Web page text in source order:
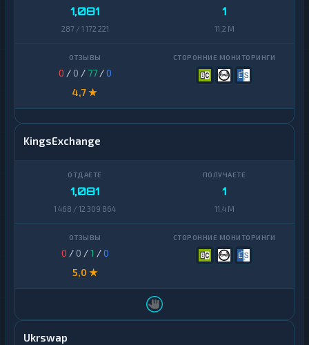
1,081
287 / 1 172 221
1
11,2 M
0 / 0 / 77/0
4,7 ★
KingsExchange
1,081
1 468 / 12 309 864
1
11,4 M
0 / 0 /1 /0
5,0 ★
Ukrswap